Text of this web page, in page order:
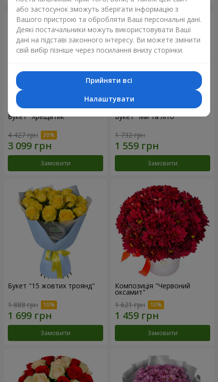
Букет "Хрещатик"
4 427 грн
Замовити
Букет "Ми та літо"
1 732 грн
Замовити
Букет "15 жовтих троянд"
1 888 грн
Замовити
Композиція "Червоний
оксамит"
1 621 грн
Замовити
або застосунок зможуть зберігати інформацію з
Вашого пристрою та обробляти Ваші персональні дані.
Деякі постачальники можуть використовувати Ваші
дані на підставі законного інтересу. Ви можете змінити
свій вибір пізніше через посилання внизу сторінки.
Прийняти всі
Налаштувати